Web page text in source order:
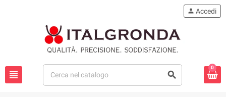
view_headline search
person Accedi
0